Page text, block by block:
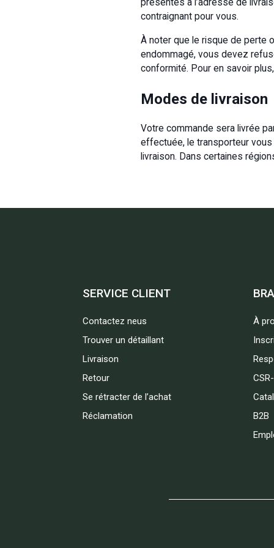
présentes à l’adresse de
contraignant pour vous.
À noter que le risque de perte
endommagé, vous devez
conformité. Pour en savoir
Modes de livraison
Votre commande sera livrée
effectuée, le transporteur
livraison. Dans certaines
SERVICE CLIENT
Contactez neus
Trouver un détaillant
Livraison
Retour
Se rétracter de l’achat
Réclamation
À
B2B